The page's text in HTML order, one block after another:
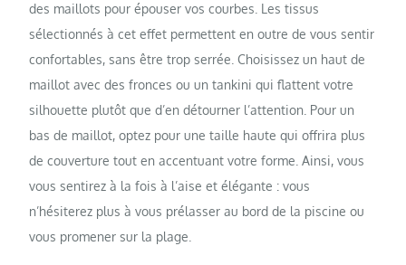
des maillots pour épouser vos courbes. Les tissus
sélectionnés à cet effet permettent en outre de vous sentir
confortables, sans être trop serrée. Choisissez un haut de
maillot avec des fronces ou un tankini qui flattent votre
silhouette plutôt que d’en détourner l’attention. Pour un
bas de maillot, optez pour une taille haute qui offrira plus
de couverture tout en accentuant votre forme. Ainsi, vous
vous sentirez à la fois à l’aise et élégante : vous
n’hésiterez plus à vous prélasser au bord de la piscine ou
vous promener sur la plage.